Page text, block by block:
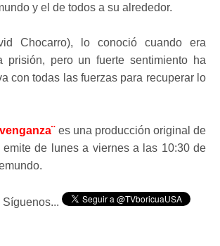
y el de todos a su alrededor.
Chocarro), lo conoció cuando era
prisión, pero un fuerte sentimiento ha
con todas las fuerzas para recuperar lo
es una producción original de
emite de lunes a viernes a las 10:30 de